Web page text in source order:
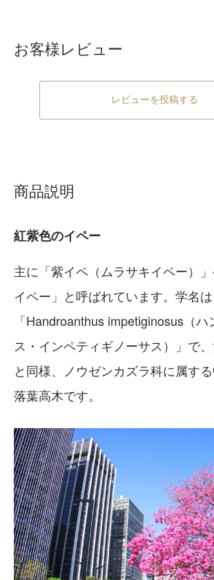
お客様レビュー
レビューを投稿する
商品説明
紅紫色のイペー
主に「紫イペ（ムラサキイペー）
イペー」と呼ばれています。学名は
「Handroanthus impetiginosus（
ス・インペティギノーサス）」で
と同様、ノウゼンカズラ科に属す
落葉高木です。